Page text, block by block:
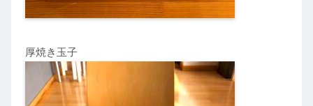
厚焼き玉子